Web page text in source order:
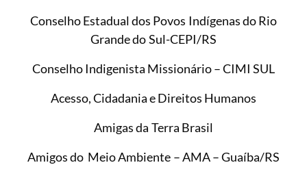
Conselho Estadual dos Povos Indígenas do Rio
Grande do Sul-CEPI/RS
Conselho Indigenista Missionário – CIMI SUL
Acesso, Cidadania e Direitos Humanos
Amigas da Terra Brasil
Amigos do Meio Ambiente – AMA – Guaíba/RS